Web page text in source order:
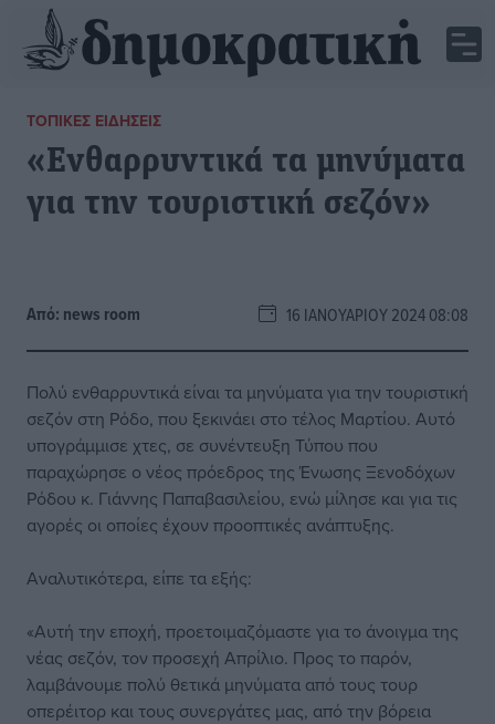
ΤΟΠΙΚΈΣ ΕΙΔΉΣΕΙΣ
«Ενθαρρυντικά τα μηνύματα
για την τουριστική σεζόν»
Από: news room 16 ΙΑΝΟΥΑΡΊΟΥ 2024 08:08
Πολύ ενθαρρυντικά είναι τα μηνύματα για την τουριστική
σεζόν στη Ρόδο, που ξεκινάει στο τέλος Μαρτίου. Αυτό
υπογράμμισε χτες, σε συνέντευξη Τύπου που
παραχώρησε ο νέος πρόεδρος της Ένωσης Ξενοδόχων
Ρόδου κ. Γιάννης Παπαβασιλείου, ενώ μίλησε και για τις
αγορές οι οποίες έχουν προοπτικές ανάπτυξης.
Αναλυτικότερα, είπε τα εξής:
«Αυτή την εποχή, προετοιμαζόμαστε για το άνοιγμα της
νέας σεζόν, τον προσεχή Απρίλιο. Προς το παρόν,
λαμβάνουμε πολύ θετικά μηνύματα από τους τουρ
οπερέιτορ και τους συνεργάτες μας, από την βόρεια